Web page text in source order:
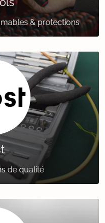
& protections
de qualité